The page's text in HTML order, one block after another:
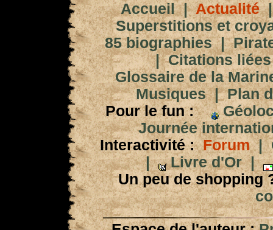
Accueil|Actualité
Superstitions et
85 biographies|
|Citations
Glossaire de la
Musiques|Plan
Pour le fun :
Journée
Interactivité : Forum|
|
Livre d'Or|
Un peu de shopping